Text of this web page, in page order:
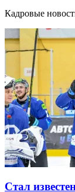
Кадровые
Стал